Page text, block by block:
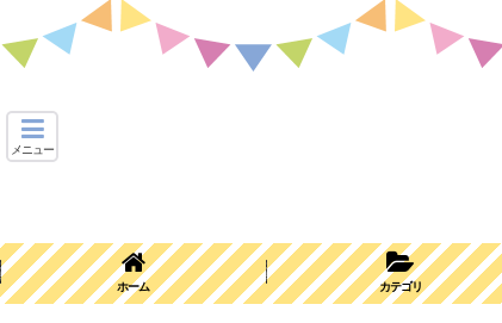
メニュー
ホーム カテゴリ